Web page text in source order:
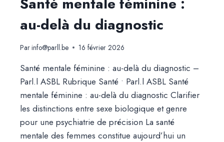
au-delà du diagnostic
Parinfo@parll.be 16 février 2026
Santé mentale féminine : au-delà du diagnostic –
Parl.l ASBL Rubrique Santé • Parl.l ASBL Santé
mentale féminine : au-delà du diagnostic Clarifier
les distinctions entre sexe biologique et genre
pour une psychiatrie de précision La santé
mentale des femmes constitue aujourd’hui un